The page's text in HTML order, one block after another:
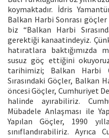
koymaktadır. İdris
Balkan Harbi Sonrası göçler
biz “Balkan Harbi
gerektiği kanaatindeyiz.
hatıratlara baktığımızda
susuz göç ettiğini
tarihimizi; Balkan Harbi
Sırasındaki Göçler, Balkan
öncesi Göçler, Cumhuriyet
halinde ayırabiliriz.
Mübadele Anlaşması ile
Yapılan Göçler, 1990
sınıflandırabiliriz. Ayrıca